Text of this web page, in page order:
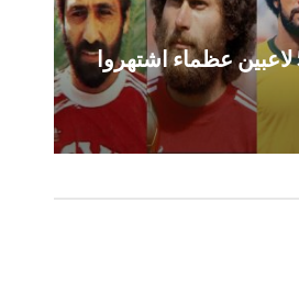
قبل صلاح.. 5 لاعبين عظماء اشتهروا